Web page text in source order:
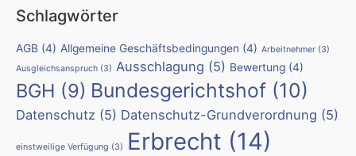
Schlagwörter
AGB (4) Allgemeine Geschäftsbedingungen (4) Arbeitnehmer (3)
Ausgleichsanspruch (3) Ausschlagung (5) Bewertung (4)
BGH (9) Bundesgerichtshof (10)
Datenschutz (5) Datenschutz-Grundverordnung (5)
einstweilige Verfügung (3) Erbrecht (14)